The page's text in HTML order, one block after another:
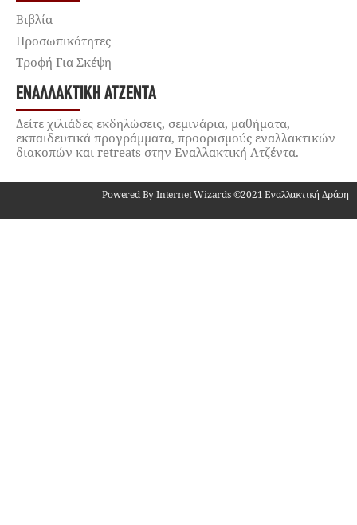
Βιβλία
Προσωπικότητες
Τροφή Για Σκέψη
ΕΝΑΛΛΑΚΤΙΚΉ ΑΤΖΈΝΤΑ
Δείτε χιλιάδες εκδηλώσεις, σεμινάρια, μαθήματα,
εκπαιδευτικά προγράμματα, προορισμούς εναλλακτικών
διακοπών και retreats στην Εναλλακτική Ατζέντα.
Powered By Internet Wizards ©2021 Εναλλακτική Δράση